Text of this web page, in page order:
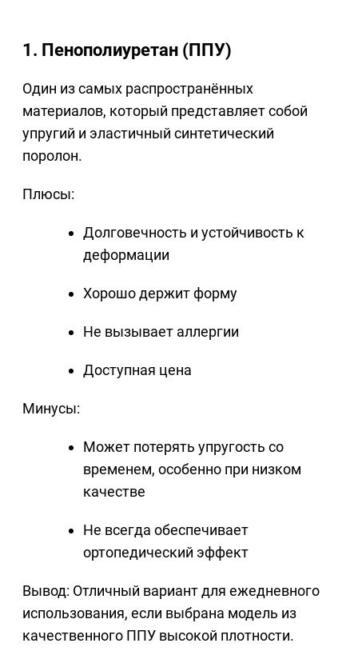
1. Пенополиуретан (ППУ)
Один из самых распространённых
материалов, который представляет собой
упругий и эластичный синтетический
поролон.
Плюсы:
Долговечность и устойчивость к
деформации
Хорошо держит форму
Не вызывает аллергии
Доступная цена
Минусы:
Может потерять упругость со
временем, особенно при низком
качестве
Не всегда обеспечивает
ортопедический эффект
Вывод: Отличный вариант для ежедневного
использования, если выбрана модель из
качественного ППУ высокой плотности.